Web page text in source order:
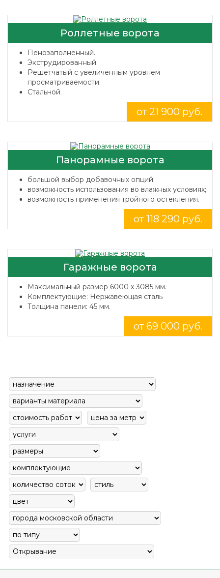
Роллетные ворота
Пенозаполненный.
Экструдированный.
Решетчатый с увеличенным уровнем
просматриваемости.
Стальной.
от 21 900 руб.
Панорамные ворота
большой выбор добавочных опций;
возможность использования во влажных условиях;
возможность применения тройного остекления.
от 118 290 руб.
Гаражные ворота
Максимальный размер 6000 x 3085 мм.
Комплектующие: Нержавеющая сталь
Толщина панели: 45 мм.
от 69 000 руб.